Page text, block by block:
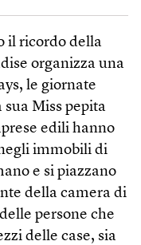
il ricordo della
organizza una
le giornate
sua Miss pepita
edili hanno
immobili di
e si piazzano
della camera di
persone che
delle case, sia